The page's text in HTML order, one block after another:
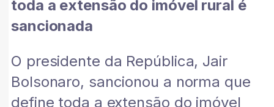
toda a extensão do imóvel rural é
sancionada
O presidente da República, Jair
Bolsonaro, sancionou a norma que
define toda a extensão do imóvel